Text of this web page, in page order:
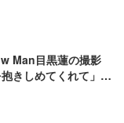
Man目黒蓮の撮影
きしめてくれて」距